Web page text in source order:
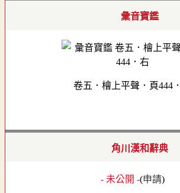
彙音寶鑑
卷五．檜上平聲．頁444
角川漢和辭典
- 未公開 -(申請)